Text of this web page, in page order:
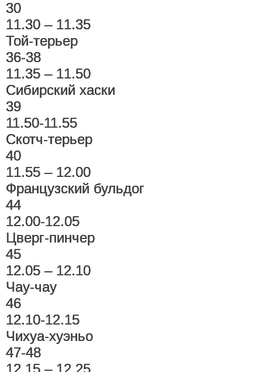
30
11.30 – 11.35
Той-терьер
36-38
11.35 – 11.50
Сибирский хаски
39
11.50-11.55
Скотч-терьер
40
11.55 – 12.00
Французский бульдог
44
12.00-12.05
Цверг-пинчер
45
12.05 – 12.10
Чау-чау
46
12.10-12.15
Чихуа-хуэньо
47-48
12.15 – 12.25